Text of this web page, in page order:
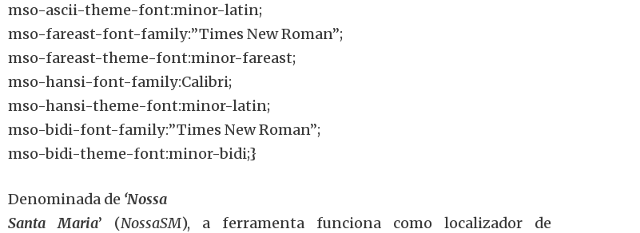
mso-ascii-theme-font:minor-latin;
mso-fareast-font-family:”Times New Roman”;
mso-fareast-theme-font:minor-fareast;
mso-hansi-font-family:Calibri;
mso-hansi-theme-font:minor-latin;
mso-bidi-font-family:”Times New Roman”;
mso-bidi-theme-font:minor-bidi;}
Denominada de ‘Nossa
Santa Maria’ (NossaSM), a ferramenta funciona como localizador de